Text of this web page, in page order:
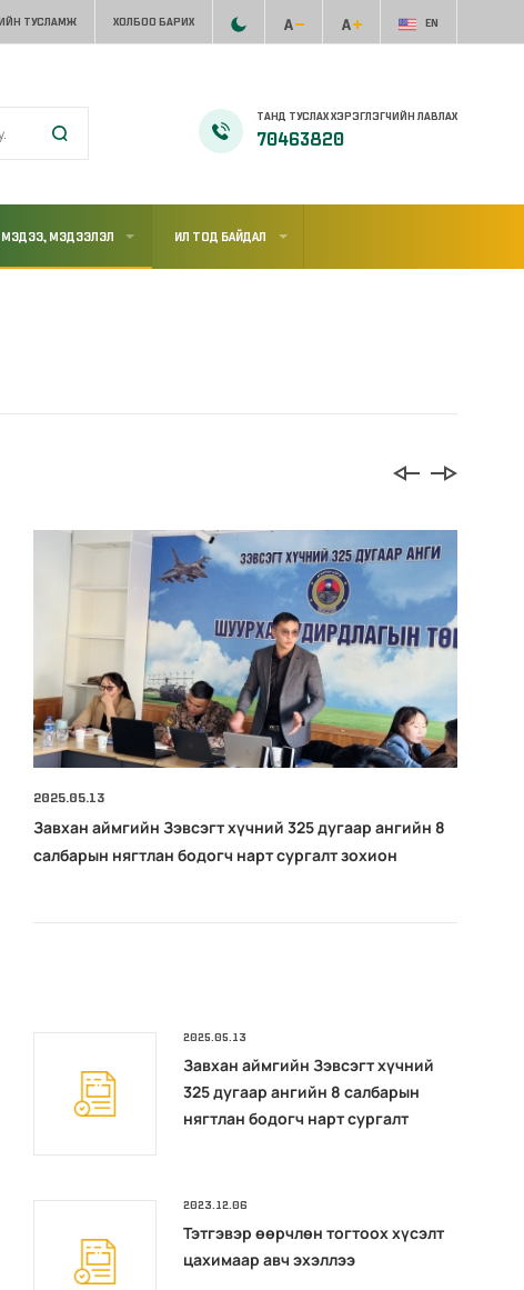
ТУСЛАМЖ ХОЛБОО БАРИХ EN
ТАНД ТУСЛАХ ХЭРЭГЛЭГЧИЙН ЛАВЛАХ
70463820
МЭДЭЭ, МЭДЭЭЛЭЛ ИЛ ТОД БАЙДАЛ
2025.05.13
Завхан аймгийн Зэвсэгт хүчний 325 дугаар ангийн 8
салбарын нягтлан бодогч нарт сургалт зохион
2025.05.13
Завхан аймгийн Зэвсэгт хүчний
325 дугаар ангийн 8 салбарын
нягтлан бодогч нарт сургалт
2023.12.06
Тэтгэвэр өөрчлөн тогтоох хүсэлт
цахимаар авч эхэллээ